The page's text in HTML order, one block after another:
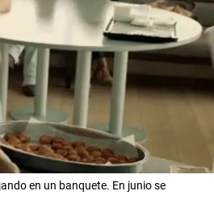
en un banquete. En junio se